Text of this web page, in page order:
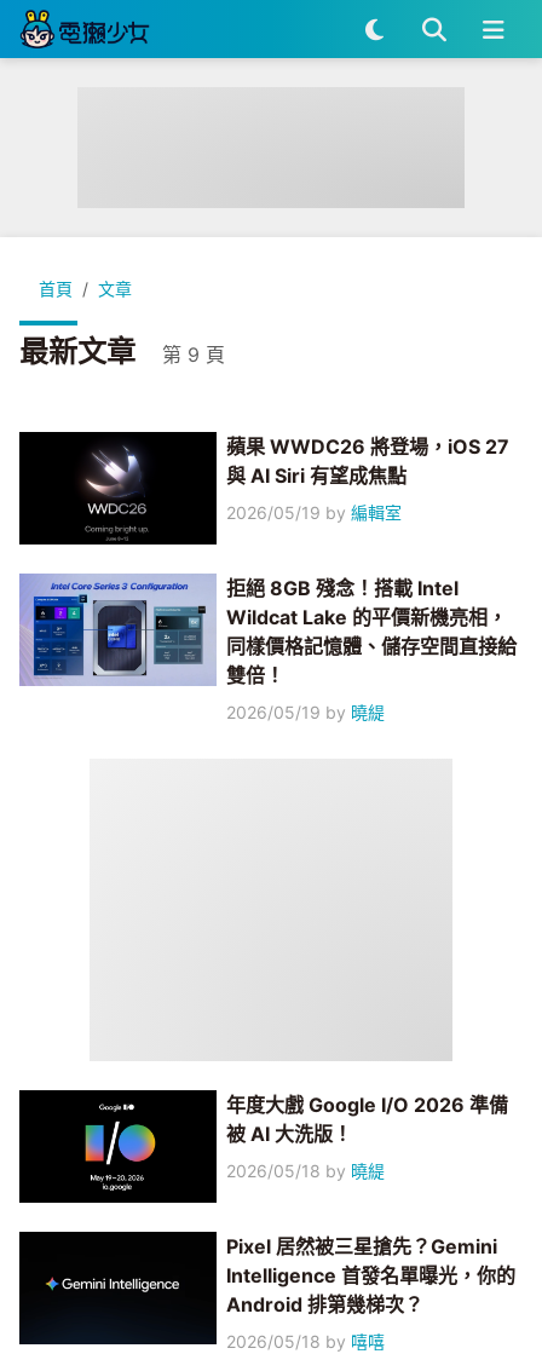
首頁 文章
最新文章 第 9 頁
蘋果 WWDC26 將登場，iOS 27
與 AI Siri 有望成焦點
2026/05/19 by編輯室
拒絕 8GB 殘念！搭載 Intel
Wildcat Lake 的平價新機亮相，
同樣價格記憶體、儲存空間直接給
雙倍！
2026/05/19 by 曉緹
年度大戲 Google I/O 2026 準備
被 AI 大洗版！
2026/05/18 by 曉緹
Pixel 居然被三星搶先？Gemini
Intelligence 首發名單曝光，你的
Android 排第幾梯次？
2026/05/18 by 嘻嘻